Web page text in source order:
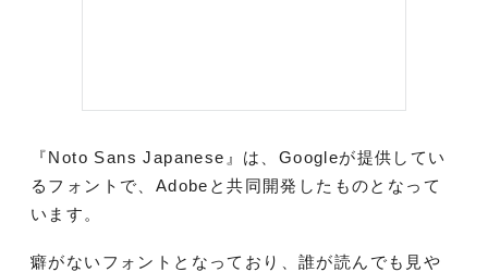
『Noto Sans Japanese』は、Googleが提供してい
るフォントで、Adobeと共同開発したものとなって
います。
癖がないフォントとなっており、誰が読んでも見や